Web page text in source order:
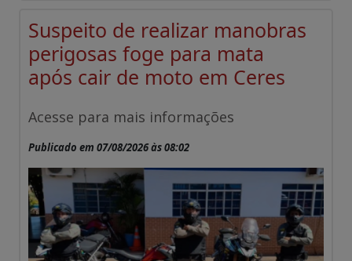
Suspeito de realizar manobras
perigosas foge para mata
após cair de moto em Ceres
Acesse para mais informações
Publicado em 07/08/2026 às 08:02